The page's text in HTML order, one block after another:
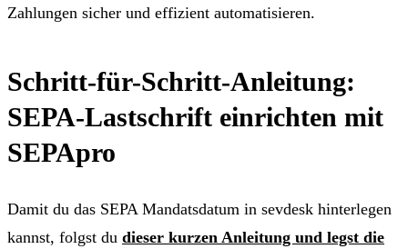
Zahlungen sicher und effizient automatisieren.
Schritt-für-Schritt-Anleitung:
SEPA-Lastschrift einrichten mit
SEPApro
Damit du das SEPA Mandatsdatum in sevdesk hinterlegen
kannst, folgst du dieser kurzen Anleitung und legst die